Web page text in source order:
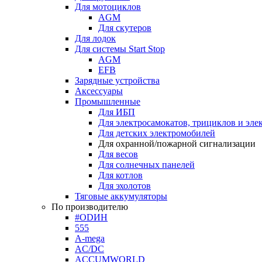
Для мотоциклов
AGM
Для скутеров
Для лодок
Для системы Start Stop
AGM
EFB
Зарядные устройства
Аксессуары
Промышленные
Для ИБП
Для электросамокатов, трициклов и
Для детских электромобилей
Для охранной/пожарной сигнализации
Для весов
Для солнечных панелей
Для котлов
Для эхолотов
Тяговые аккумуляторы
По производителю
#ODИН
555
A-mega
AC/DC
ACCUMWORLD